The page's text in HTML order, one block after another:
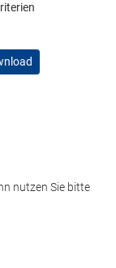
nutzen Sie bitte